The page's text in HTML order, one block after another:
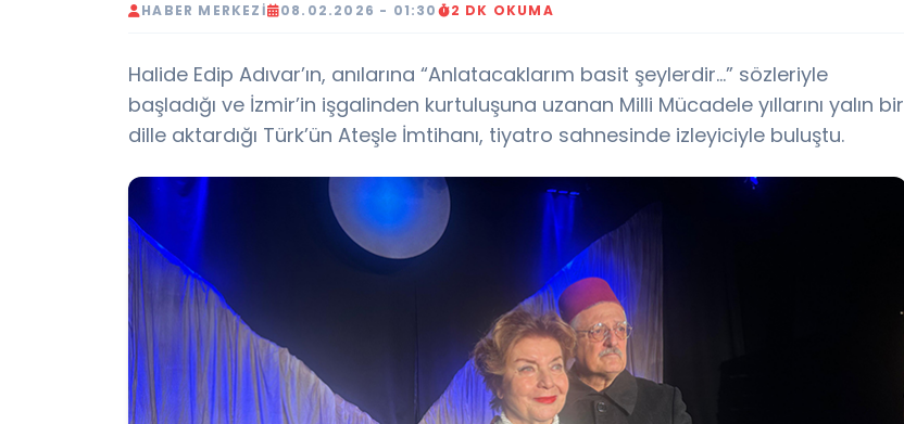
HABER MERKEZI 08.02.2026 - 01:30 2 DK OKUMA
Halide Edip Adıvar’ın, anılarına “Anlatacaklarım basit şeylerdir…” sözleriyle
başladığı ve İzmir’in işgalinden kurtuluşuna uzanan Milli Mücadele yıllarını yalın bir
dille aktardığı Türk’ün Ateşle İmtihanı, tiyatro sahnesinde izleyiciyle buluştu.